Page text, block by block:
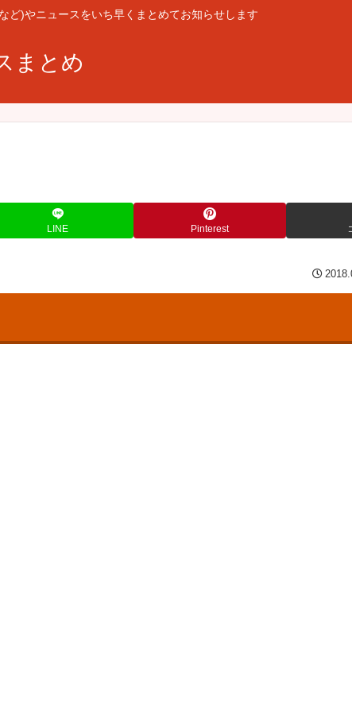
ど)やニュースをいち早くまとめてお知らせします
まとめ
LINE Pinterest